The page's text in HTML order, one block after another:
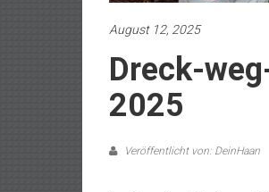
August 12, 2025
Dreck-
2025
Veröffentlicht von: DeinHaan